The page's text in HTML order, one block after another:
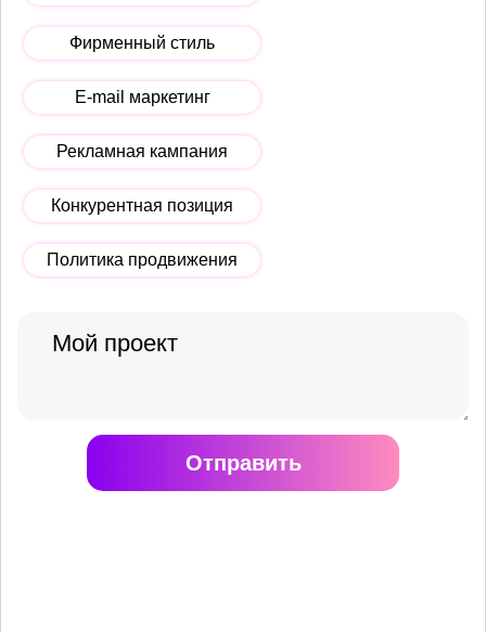
Фирменный стиль
E-mail маркетинг
Рекламная кампания
Конкурентная позиция
Политика продвижения
Отправить